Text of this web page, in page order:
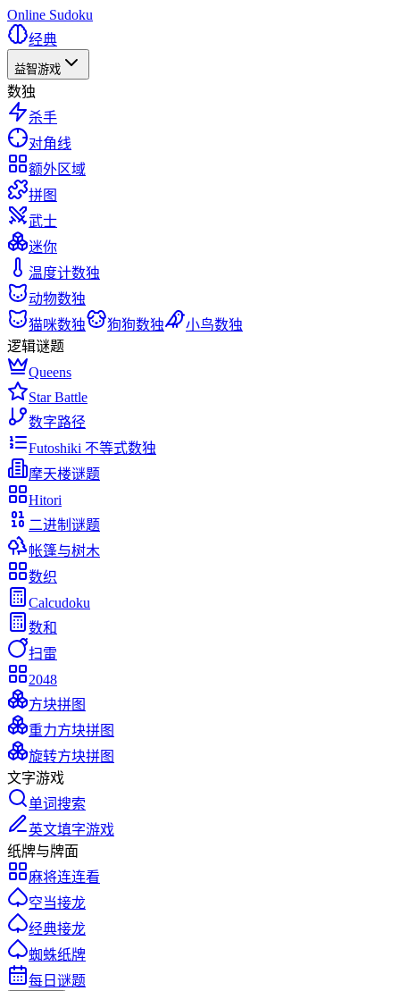
Online Sudoku
经典
益智游戏
数独
杀手
对角线
额外区域
拼图
武士
迷你
温度计数独
动物数独
猫咪数独
狗狗数独
小鸟数独
逻辑谜题
Queens
Star Battle
数字路径
Futoshiki 不等式数独
摩天楼谜题
Hitori
二进制谜题
帐篷与树木
数织
Calcudoku
数和
扫雷
2048
方块拼图
重力方块拼图
旋转方块拼图
文字游戏
单词搜索
英文填字游戏
纸牌与牌面
麻将连连看
空当接龙
经典接龙
蜘蛛纸牌
每日谜题